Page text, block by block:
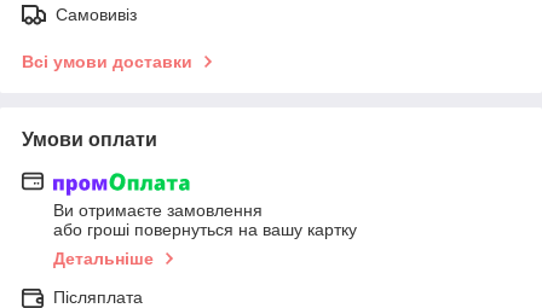
Самовивіз
Всі умови доставки
Умови оплати
Ви отримаєте замовлення
або гроші повернуться на вашу картку
Детальніше
Післяплата